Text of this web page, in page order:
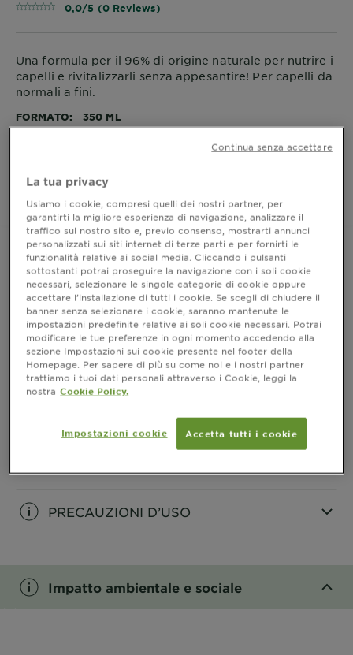
0,0/5 (0 Reviews)
Una formula per il 96% di origine naturale per nutrire i
capelli e rivitalizzarli senza appesantire! Per capelli da
normali a fini.
FORMATO 350 ML
Dove acquistare
Ingredienti
CLOSE SUBPANEL
Informazioni prodotto
CLOSE SUBPANEL
Come si usa
CLOSE SUBPANEL
PRECAUZIONI D’USO
Impatto ambientale e sociale
La tua privacy
Usiamo i cookie, compresi quelli dei nostri partner, per
garantirti la migliore esperienza di navigazione, analizzare il
traffico sul nostro sito e, previo consenso, mostrarti annunci
personalizzati sui siti internet di terze parti e per fornirti le
funzionalità relative ai social media. Cliccando i pulsanti
sottostanti potrai proseguire la navigazione con i soli cookie
necessari, selezionare le singole categorie di cookie oppure
accettare l’installazione di tutti i cookie. Se scegli di chiudere il
banner senza selezionare i cookie, saranno mantenute le
impostazioni predefinite relative ai soli cookie necessari. Potrai
modificare le tue preferenze in ogni momento accedendo alla
sezione Impostazioni sui cookie presente nel footer della
Homepage. Per sapere di più su come noi e i nostri partner
trattiamo i tuoi dati personali attraverso i Cookie, leggi la
nostra Cookie Policy.
Impostazioni cookie Accetta tutti i cookie
Continua senza accettare